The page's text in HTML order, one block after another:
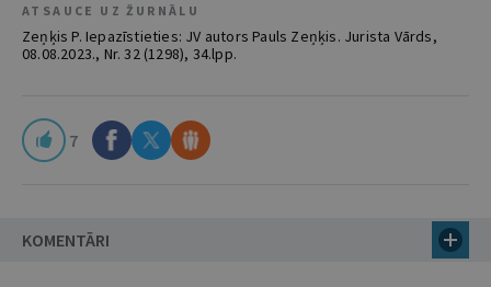
ATSAUCE UZ ŽURNĀLU
Zeņķis P. Iepazīstieties: JV autors Pauls Zeņķis. Jurista Vārds,
08.08.2023., Nr. 32 (1298), 34.lpp.
7
KOMENTĀRI